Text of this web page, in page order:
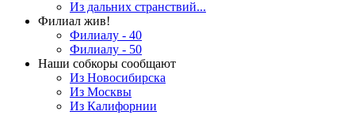
Из дальних странствий...
Филиал жив!
Филиалу - 40
Филиалу - 50
Наши собкоры сообщают
Из Новосибирска
Из Москвы
Из Калифорнии